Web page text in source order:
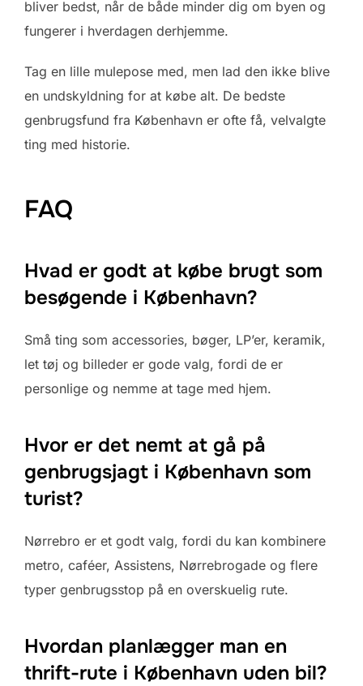
bliver bedst, når de både minder dig om byen og
fungerer i hverdagen derhjemme.
Tag en lille mulepose med, men lad den ikke blive
en undskyldning for at købe alt. De bedste
genbrugsfund fra København er ofte få, velvalgte
ting med historie.
FAQ
Hvad er godt at købe brugt som
besøgende i København?
Små ting som accessories, bøger, LP’er, keramik,
let tøj og billeder er gode valg, fordi de er
personlige og nemme at tage med hjem.
Hvor er det nemt at gå på
genbrugsjagt i København som
turist?
Nørrebro er et godt valg, fordi du kan kombinere
metro, caféer, Assistens, Nørrebrogade og flere
typer genbrugsstop på en overskuelig rute.
Hvordan planlægger man en
thrift-rute i København uden bil?